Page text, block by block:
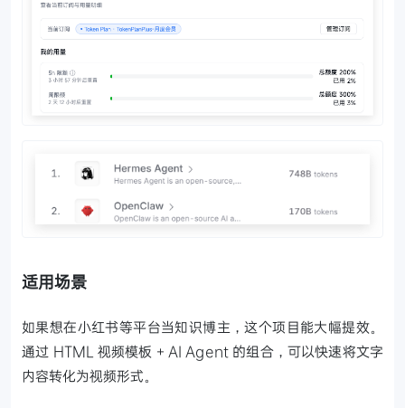
适用场景
如果想在小红书等平台当知识博主，这个项目能大幅提效。
通过 HTML 视频模板 + AI Agent 的组合，可以快速将文字
内容转化为视频形式。